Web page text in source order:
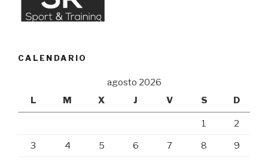
CALENDARIO
agosto 2026
L
M X J V S D
1 2
3 4 5 6 7 8 9